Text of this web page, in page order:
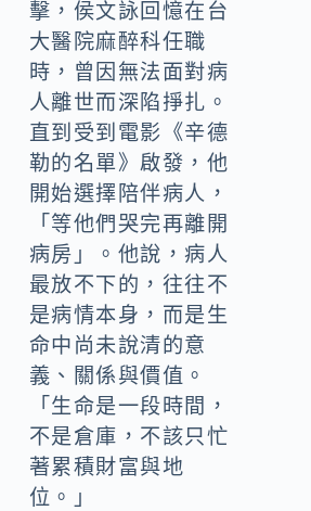
擊，侯文詠回憶在台
大醫院麻醉科任職
時，曾因無法面對病
人離世而深陷掙扎。
直到受到電影《辛德
勒的名單》啟發，他
開始選擇陪伴病人，
「等他們哭完再離開
病房」。他說，病人
最放不下的，往往不
是病情本身，而是生
命中尚未說清的意
義、關係與價值。
「生命是一段時間，
不是倉庫，不該只忙
著累積財富與地
位。」